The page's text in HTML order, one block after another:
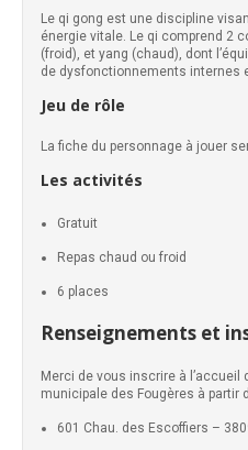
Le qi gong est une discipline
énergie vitale. Le qi comprend 2
(froid), et yang (chaud), dont
de dysfonctionnements internes
Jeu de rôle
La fiche du personnage à jouer
Les activités
Gratuit
Repas chaud ou froid
6 places
Renseignements et
Merci de vous inscrire à
municipale des Fougères à partir
601 Chau. des Escoffiers –